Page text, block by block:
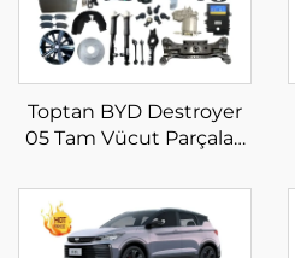
Toptan BYD Destroyer
05 Tam Vücut Parçaları
Aksesuarları 2025 2024
2023 2022 BYD King Oto
Yedek Parçalar Stokta